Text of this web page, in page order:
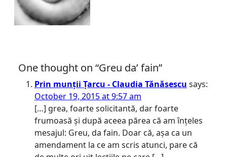
One thought on “Greu da’ fain”
Prin munții Țarcu - Claudia Tănăsescu says:
October 19, 2015 at 9:57 am
[…] grea, foarte solicitantă, dar foarte
frumoasă și după aceea părea că am înțeles
mesajul: Greu, da fain. Doar că, așa ca un
amendament la ce am scris atunci, pare că